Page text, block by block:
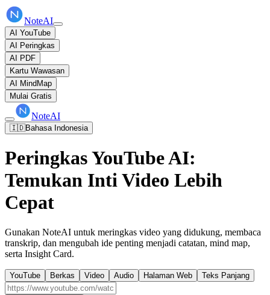
NoteAI
AI YouTube
AI Peringkas
AI PDF
Kartu Wawasan
AI MindMap
Mulai Gratis
NoteAI
🇮🇩Bahasa Indonesia
Peringkas YouTube AI:
Temukan Inti Video Lebih
Cepat
Gunakan NoteAI untuk meringkas video yang didukung, membaca
transkrip, dan mengubah ide penting menjadi catatan, mind map,
serta Insight Card.
YouTube Berkas Video Audio Halaman Web Teks Panjang